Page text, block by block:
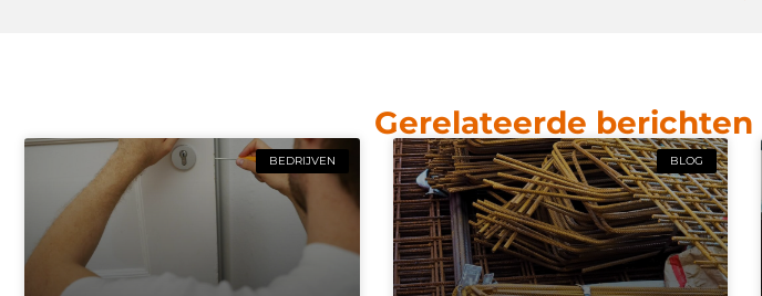
Gerelateerde berichten
BEDRIJVEN BLOG